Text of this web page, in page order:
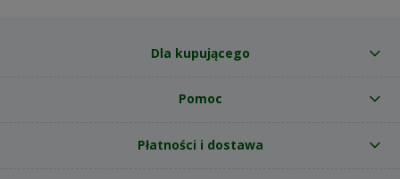
Dla kupującego
Pomoc
Płatności i dostawa